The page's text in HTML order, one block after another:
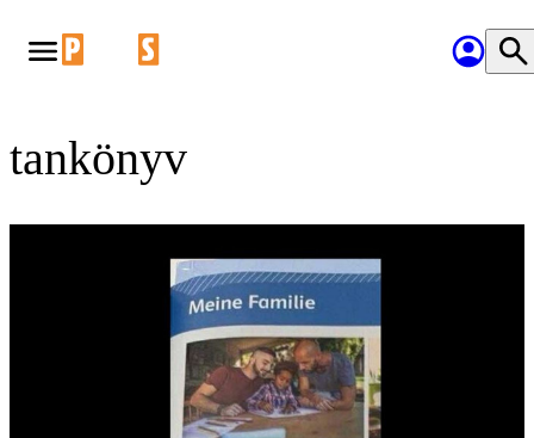
tankönyv